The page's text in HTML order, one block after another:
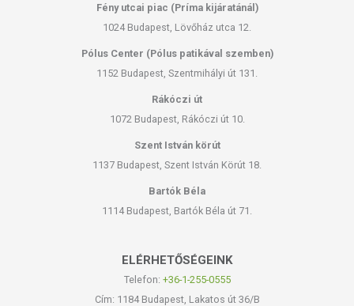
Fény utcai piac (Príma kijáratánál)
1024 Budapest, Lövőház utca 12.
Pólus Center (Pólus patikával szemben)
1152 Budapest, Szentmihályi út 131.
Rákóczi út
1072 Budapest, Rákóczi út 10.
Szent István körút
1137 Budapest, Szent István Körút 18.
Bartók Béla
1114 Budapest, Bartók Béla út 71.
ELÉRHETŐSÉGEINK
Telefon: +36-1-255-0555
Cím: 1184 Budapest, Lakatos út 36/B